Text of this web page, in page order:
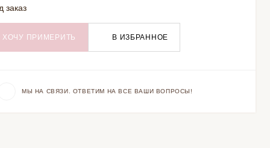
заказ
ХОЧУ ПРИМЕРИТЬ В ИЗБРАННОЕ
МЫ НА СВЯЗИ. ОТВЕТИМ НА ВСЕ ВАШИ ВОПРОСЫ!